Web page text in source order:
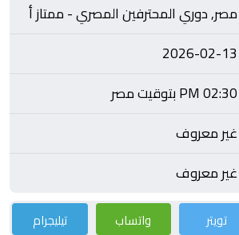
مصر, دوري المحترفين المصري - ممتاز أ
2026-02-13
02:30 PM بتوقيت مصر
غير معروف
غير معروف
تويتر واتساب تيليجرام